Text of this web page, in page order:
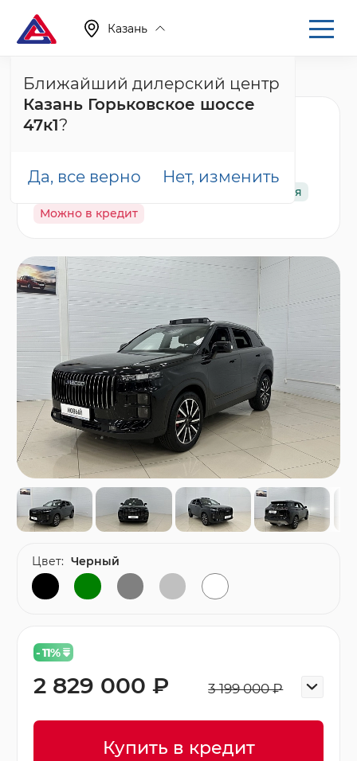
Казань
Ближайший дилерский центр
Казань Горьковское шоссе
47к1?
Да, все верно Нет, изменить
Главная Каталог Новые автомобили J7, I
Jaecoo J7 Комфорт,
Гарантия
Можно в кредит
- 11%
3 199 000 ₽
2 829 000 ₽
Купить в кредит
Цвет: Черный